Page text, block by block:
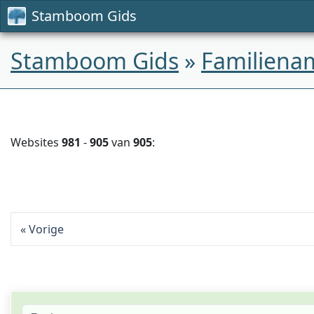
Stamboom Gids
Stamboom Gids »
Websites 981 -905van 905:
Vorige